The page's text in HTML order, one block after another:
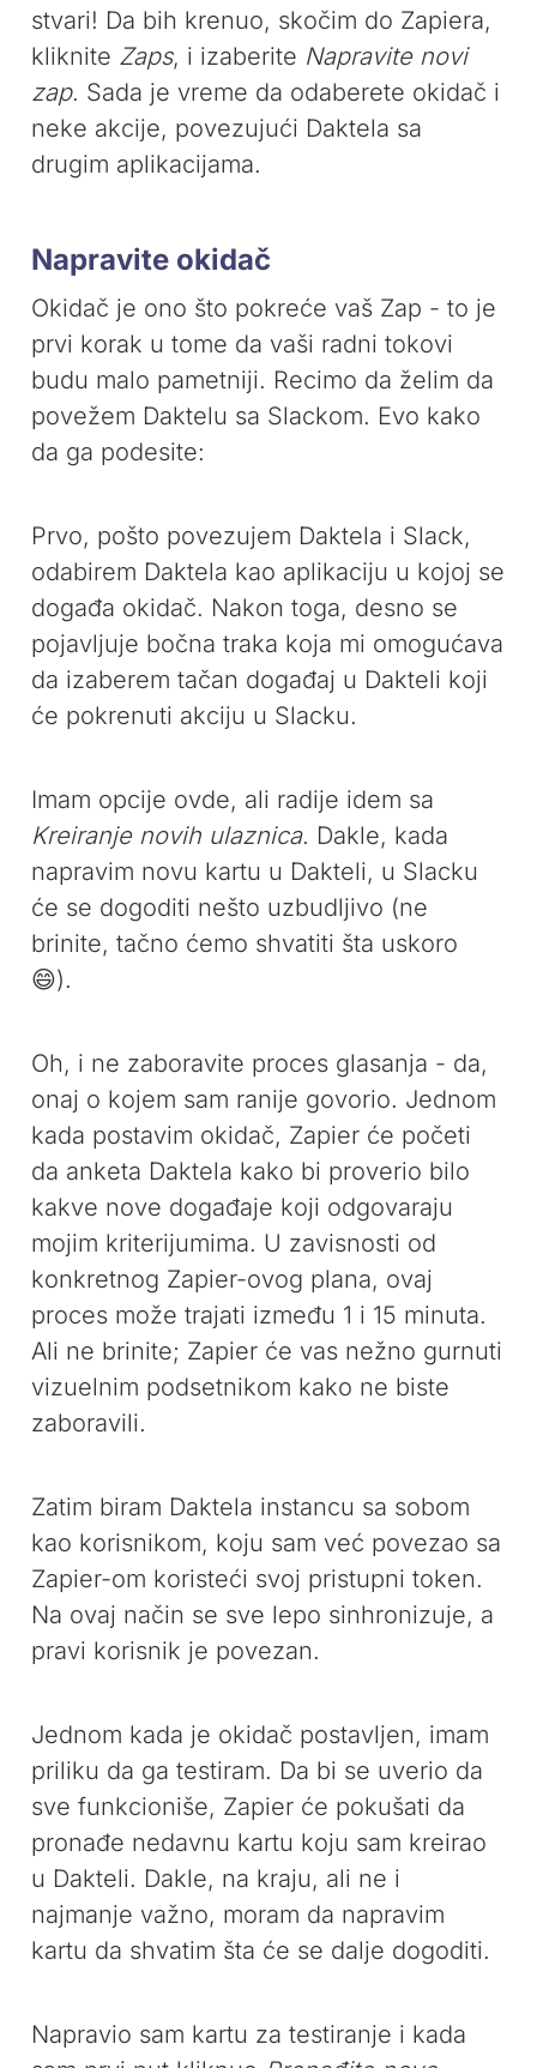
stvari! Da bih krenuo, skočim do Zapiera,
kliknite Zaps, i izaberite Napravite novi
zap. Sada je vreme da odaberete okidač i
neke akcije, povezujući Daktela sa
drugim aplikacijama.
Napravite okidač
Okidač je ono što pokreće vaš Zap - to je
prvi korak u tome da vaši radni tokovi
budu malo pametniji. Recimo da želim da
povežem Daktelu sa Slackom. Evo kako
da ga podesite:
Prvo, pošto povezujem Daktela i Slack,
odabirem Daktela kao aplikaciju u kojoj se
događa okidač. Nakon toga, desno se
pojavljuje bočna traka koja mi omogućava
da izaberem tačan događaj u Dakteli koji
će pokrenuti akciju u Slacku.
Imam opcije ovde, ali radije idem sa
Kreiranje novih ulaznica. Dakle, kada
napravim novu kartu u Dakteli, u Slacku
će se dogoditi nešto uzbudljivo (ne
brinite, tačno ćemo shvatiti šta uskoro
😄).
Oh, i ne zaboravite proces glasanja - da,
onaj o kojem sam ranije govorio. Jednom
kada postavim okidač, Zapier će početi
da anketa Daktela kako bi proverio bilo
kakve nove događaje koji odgovaraju
mojim kriterijumima. U zavisnosti od
konkretnog Zapier-ovog plana, ovaj
proces može trajati između 1 i 15 minuta.
Ali ne brinite; Zapier će vas nežno gurnuti
vizuelnim podsetnikom kako ne biste
zaboravili.
Zatim biram Daktela instancu sa sobom
kao korisnikom, koju sam već povezao sa
Zapier-om koristeći svoj pristupni token.
Na ovaj način se sve lepo sinhronizuje, a
pravi korisnik je povezan.
Jednom kada je okidač postavljen, imam
priliku da ga testiram. Da bi se uverio da
sve funkcioniše, Zapier će pokušati da
pronađe nedavnu kartu koju sam kreirao
u Dakteli. Dakle, na kraju, ali ne i
najmanje važno, moram da napravim
kartu da shvatim šta će se dalje dogoditi.
Napravio sam kartu za testiranje i kada